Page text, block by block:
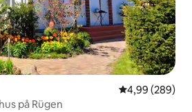
4,99 av 5 i
4,99 (289)
på Rügen